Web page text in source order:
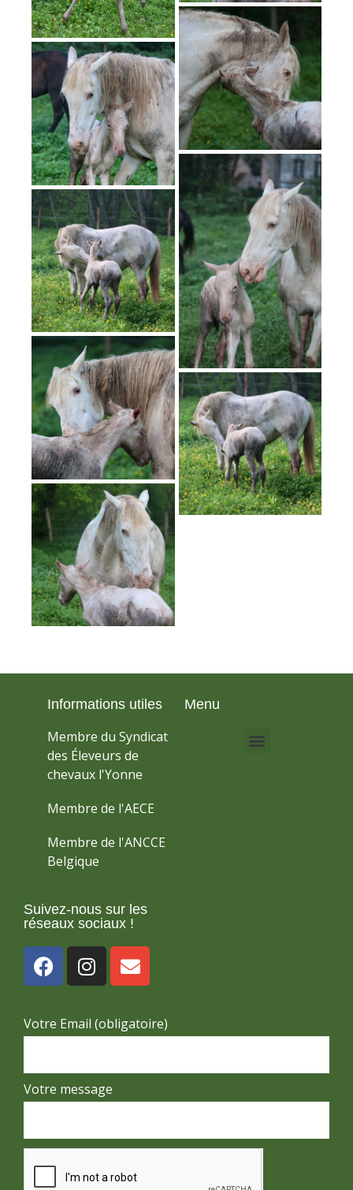
Informations utiles
Membre du Syndicat
des Éleveurs de
chevaux l'Yonne
Membre de l'AECE
Membre de l'ANCCE
Belgique
Menu
Suivez-nous sur les
réseaux sociaux !
Votre Email (obligatoire)
Votre message